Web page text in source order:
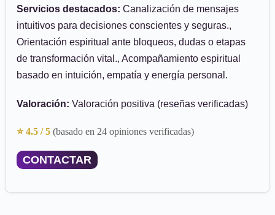
Servicios destacados: Canalización de mensajes
intuitivos para decisiones conscientes y seguras.,
Orientación espiritual ante bloqueos, dudas o etapas
de transformación vital., Acompañamiento espiritual
basado en intuición, empatía y energía personal.
Valoración: Valoración positiva (reseñas verificadas)
⭐ 4.5 / 5 (basado en 24 opiniones verificadas)
CONTACTAR